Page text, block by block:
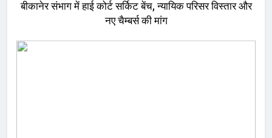
बीकानेर संभाग में हाई कोर्ट सर्किट बेंच, न्यायिक परिसर विस्तार और
नए चैम्बर्स की मांग